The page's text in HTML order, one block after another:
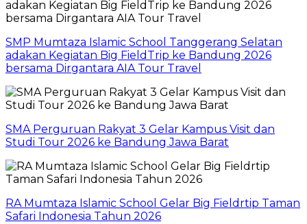
SMP Mumtaza Islamic School Tanggerang Selatan
adakan Kegiatan Big FieldTrip ke Bandung 2026
bersama Dirgantara AIA Tour Travel
SMA Perguruan Rakyat 3 Gelar Kampus Visit dan
Studi Tour 2026 ke Bandung Jawa Barat
RA Mumtaza Islamic School Gelar Big Fieldrtip Taman
Safari Indonesia Tahun 2026